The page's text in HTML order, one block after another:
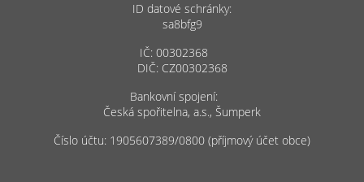
ID datové schránky:
sa8bfg9
IČ: 00302368
DIČ: CZ00302368
Bankovní spojení:
Česká spořitelna, a.s., Šumperk
Číslo účtu: 1905607389/0800 (příjmový účet obce)